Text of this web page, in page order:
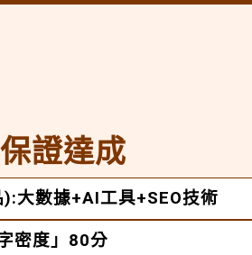
證達成
大數據+AI工具+SEO技術
密度」80分